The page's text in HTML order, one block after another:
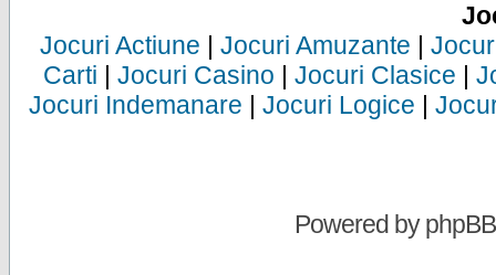
Jocuri Actiune | Jocuri Amuzante |
Carti | Jocuri Casino | Jocuri Clasice |
Jocuri Indemanare | Jocuri Logice |
Powered byphpBB